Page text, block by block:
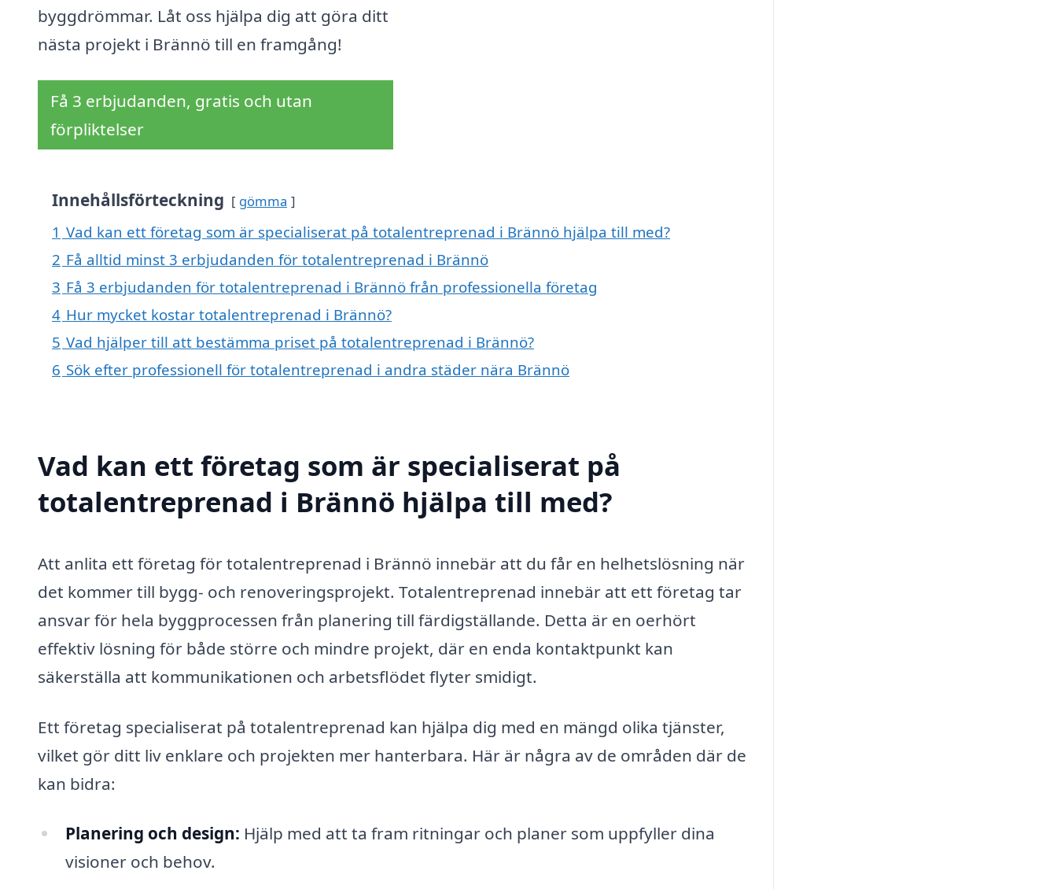
byggdrömmar. Låt oss hjälpa dig att göra ditt
nästa projekt i Brännö till en framgång!
Få 3 erbjudanden, gratis och utan
förpliktelser
Innehållsförteckning gömma
1 Vad kan ett företag som är specialiserat på totalentreprenad i Brännö hjälpa till med?
2 Få alltid minst 3 erbjudanden för totalentreprenad i Brännö
3 Få 3 erbjudanden för totalentreprenad i Brännö från professionella företag
4 Hur mycket kostar totalentreprenad i Brännö?
5 Vad hjälper till att bestämma priset på totalentreprenad i Brännö?
6 Sök efter professionell för totalentreprenad i andra städer nära Brännö
Vad kan ett företag som är specialiserat på
totalentreprenad i Brännö hjälpa till med?
Att anlita ett företag för totalentreprenad i Brännö innebär att du får en helhetslösning när
det kommer till bygg- och renoveringsprojekt. Totalentreprenad innebär att ett företag tar
ansvar för hela byggprocessen från planering till färdigställande. Detta är en oerhört
effektiv lösning för både större och mindre projekt, där en enda kontaktpunkt kan
säkerställa att kommunikationen och arbetsflödet flyter smidigt.
Ett företag specialiserat på totalentreprenad kan hjälpa dig med en mängd olika tjänster,
vilket gör ditt liv enklare och projekten mer hanterbara. Här är några av de områden där de
kan bidra:
Planering och design: Hjälp med att ta fram ritningar och planer som uppfyller dina
visioner och behov.